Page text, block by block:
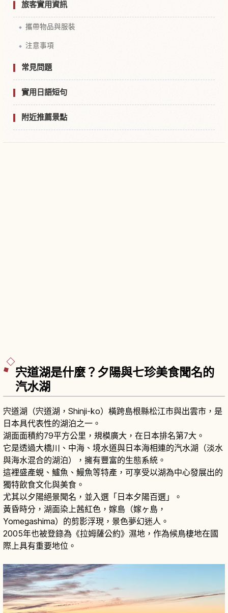
旅客實用資訊
攜帶物品與服裝
注意事項
常見問題
實用日語短句
附近推薦景點
宍道湖是什麼？夕陽與七珍美食聞名的
汽水湖
宍道湖（宍道湖，Shinji-ko）橫跨島根縣松江市與出雲市，是
日本具代表性的湖泊之一。
湖面面積約79平方公里，規模廣大，在日本排名第7大。
它是透過大橋川、中海、境水道與日本海相連的汽水湖（淡水
與海水混合的湖泊），擁有豐富的生態系統。
這裡盛產蜆、鱸魚、鰻魚等特產，可享受以湖為中心發展出的
獨特飲食文化與美食。
尤其以夕陽絕景聞名，並入選「日本夕陽百選」。
黃昏時分，湖面染上茜紅色，嫁島（嫁ヶ島，
Yomegashima）的剪影浮現，景色夢幻迷人。
2005年也被登錄為《拉姆薩公約》濕地，作為候鳥棲地在國
際上具有重要地位。